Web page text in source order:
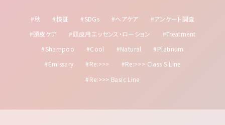
#秋 #検証 #SDGs #ヘアケア
#アンケート調査
#頭皮ケア
#頭皮用エッセンス・ローション
#Treatment
#Shampoo
#Cool #Natural
#Platinum
#Emissary
#Re:>>>
#Re:>>> Class S Line
#Re:>>> Basic Line